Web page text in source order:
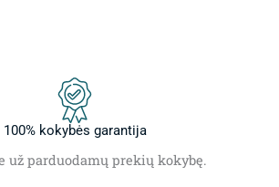
100% kokybės garantija
už parduodamų prekių kokybę.